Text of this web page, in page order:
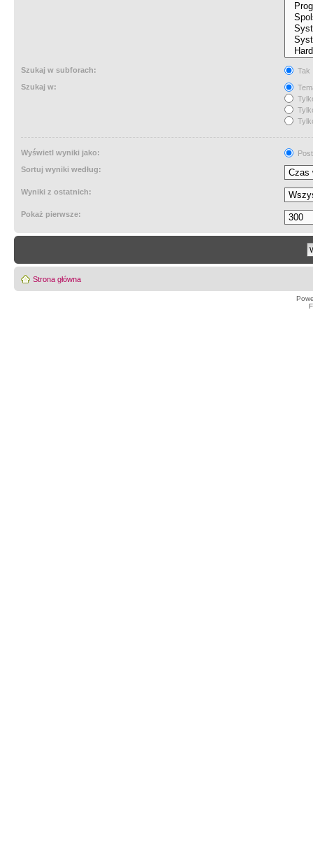
Szukaj w subforach:
Tak
Szukaj w:
Wyświetl wyniki jako:
Sortuj wyniki według:
Wyniki z ostatnich:
Pokaż pierwsze:
Strona główna